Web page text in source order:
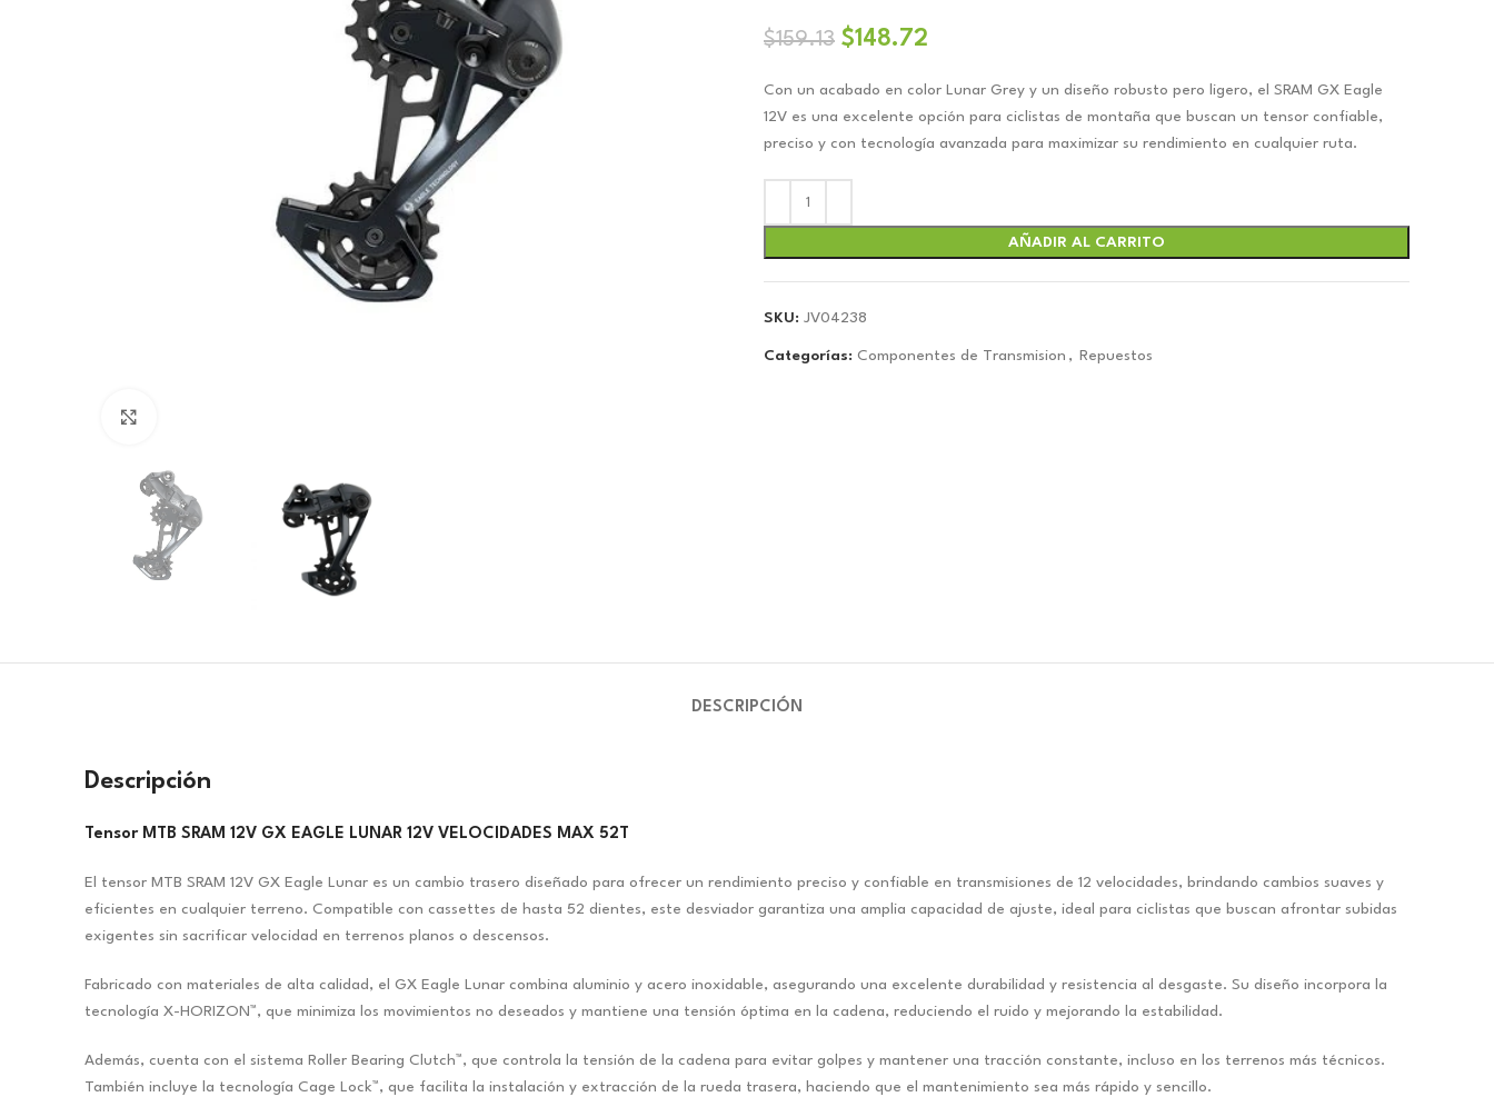
$159.13 El
original
era:
$159.13.
$148.72
actual
es:
$148.72.
Con un acabado en color Lunar Grey y un diseño robusto pero ligero, el SRAM GX Eagle
12V es una excelente opción para ciclistas de montaña que buscan un tensor confiable,
preciso y con tecnología avanzada para maximizar su rendimiento en cualquier ruta.
AÑADIR AL CARRITO
SKU: JV04238
Categorías: Componentes de Transmision , Repuestos
DESCRIPCIÓN
Descripción
Tensor MTB SRAM 12V GX EAGLE LUNAR 12V VELOCIDADES MAX 52T
El tensor MTB SRAM 12V GX Eagle Lunar es un cambio trasero diseñado para ofrecer un rendimiento preciso y confiable en transmisiones de 12 velocidades, brindando cambios suaves y
eficientes en cualquier terreno. Compatible con cassettes de hasta 52 dientes, este desviador garantiza una amplia capacidad de ajuste, ideal para ciclistas que buscan afrontar subidas
exigentes sin sacrificar velocidad en terrenos planos o descensos.
Fabricado con materiales de alta calidad, el GX Eagle Lunar combina aluminio y acero inoxidable, asegurando una excelente durabilidad y resistencia al desgaste. Su diseño incorpora la
tecnología X-HORIZON™, que minimiza los movimientos no deseados y mantiene una tensión óptima en la cadena, reduciendo el ruido y mejorando la estabilidad.
Además, cuenta con el sistema Roller Bearing Clutch™, que controla la tensión de la cadena para evitar golpes y mantener una tracción constante, incluso en los terrenos más técnicos.
También incluye la tecnología Cage Lock™, que facilita la instalación y extracción de la rueda trasera, haciendo que el mantenimiento sea más rápido y sencillo.